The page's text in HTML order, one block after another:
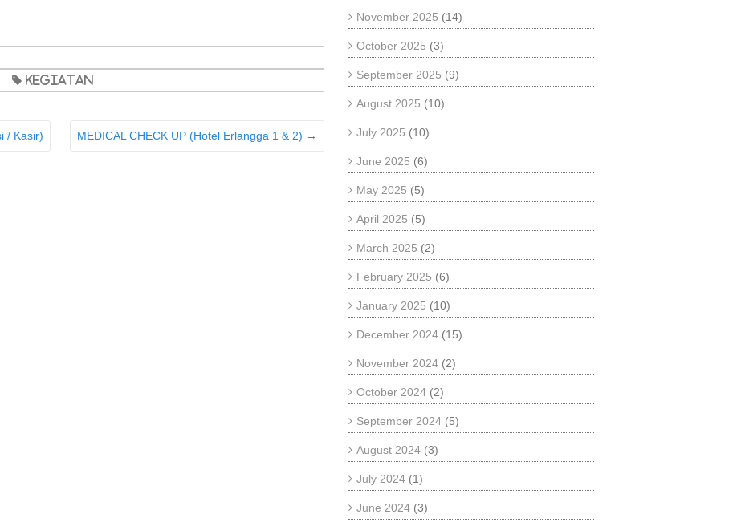
Kegiatan
/ Kasir) MEDICAL CHECK UP (Hotel Erlangga 1 & 2) →
November 2025 (14)
October 2025 (3)
September 2025 (9)
August 2025 (10)
July 2025 (10)
June 2025 (6)
May 2025 (5)
April 2025 (5)
March 2025 (2)
February 2025 (6)
January 2025 (10)
December 2024 (15)
November 2024 (2)
October 2024 (2)
September 2024 (5)
August 2024 (3)
July 2024 (1)
June 2024 (3)